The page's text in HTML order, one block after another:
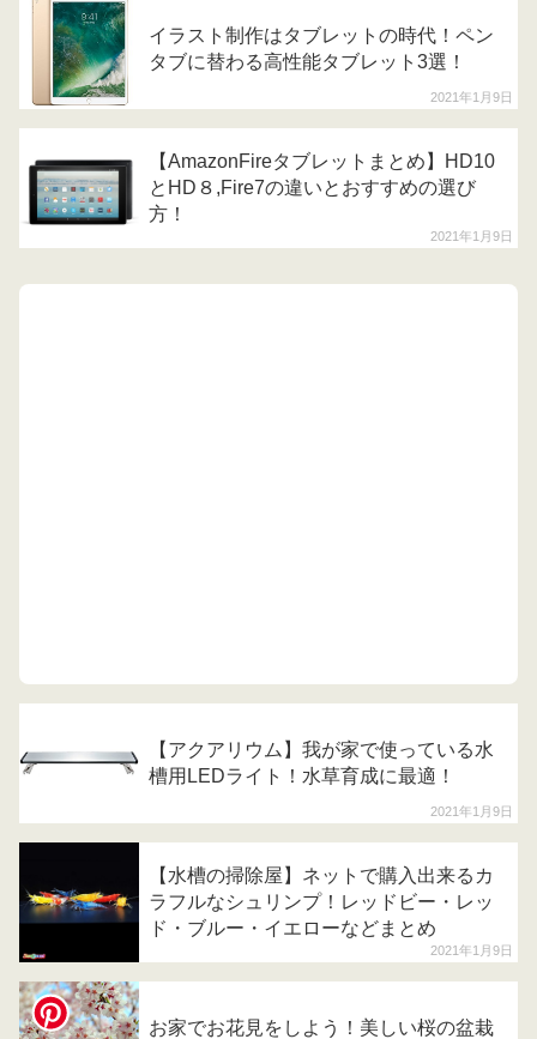
2021年1月9日
イラスト制作はタブレットの時代！ペン
タブに替わる高性能タブレット3選！
2021年1月9日
【AmazonFireタブレットまとめ】HD10
とHD８,Fire7の違いとおすすめの選び
方！
2021年1月9日
【アクアリウム】我が家で使っている水
槽用LEDライト！水草育成に最適！
2021年1月9日
【水槽の掃除屋】ネットで購入出来るカ
ラフルなシュリンプ！レッドビー・レッ
ド・ブルー・イエローなどまとめ
お家でお花見をしよう！美しい桜の盆栽